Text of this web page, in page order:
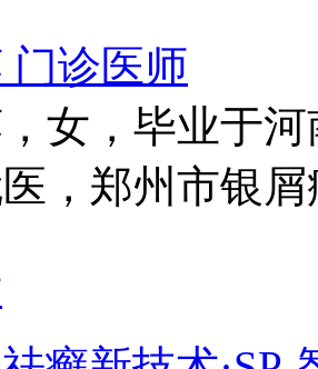
门诊医师
女，毕业于
，郑州市银